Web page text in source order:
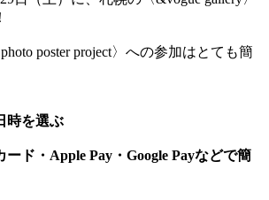
poster project〉への参加はとても簡
時を選ぶ
ード・Apple Pay・Google Payなどで簡